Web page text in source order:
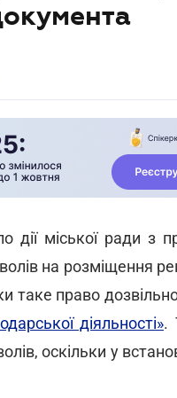
дії міської ради з
на розміщення
таке право
діяльності».
оскільки у